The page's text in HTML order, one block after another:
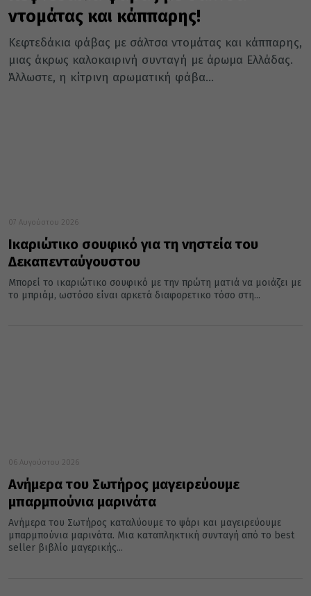
ντομάτας και κάππαρης!
Κεφτεδάκια φάβας με σάλτσα ντομάτας και κάππαρης,
μιας άκρως καλοκαιρινή συνταγή με άρωμα Ελλάδας.
Άλλωστε, η κίτρινη αρωματική φάβα...
07 Αυγούστου 2026
Ικαριώτικο σουφικό για τη νηστεία του
Δεκαπενταύγουστου
Μπορεί το ικαριώτικο σουφικό με την πρώτη ματιά να μοιάζει με
το μπριάμ, ωστόσο είναι αρκετά διαφορετικο τόσο στη...
06 Αυγούστου 2026
Ανήμερα του Σωτήρος μαγειρεύουμε
μπαρμπούνια μαρινάτα
Ανήμερα του Σωτήρος καταλύουμε το ψάρι και μαγειρεύουμε
μπαρμπούνια μαρινάτα. Μια καταπληκτική συνταγή από το best
seller βιβλίο μαγερικής...